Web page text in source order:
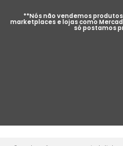
**Nós não vendemos
marketplaces e lojas como
só postamos